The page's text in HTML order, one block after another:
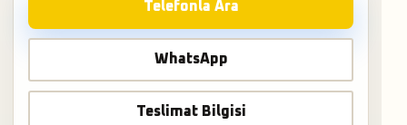
Telefonla Ara
WhatsApp
Teslimat Bilgisi